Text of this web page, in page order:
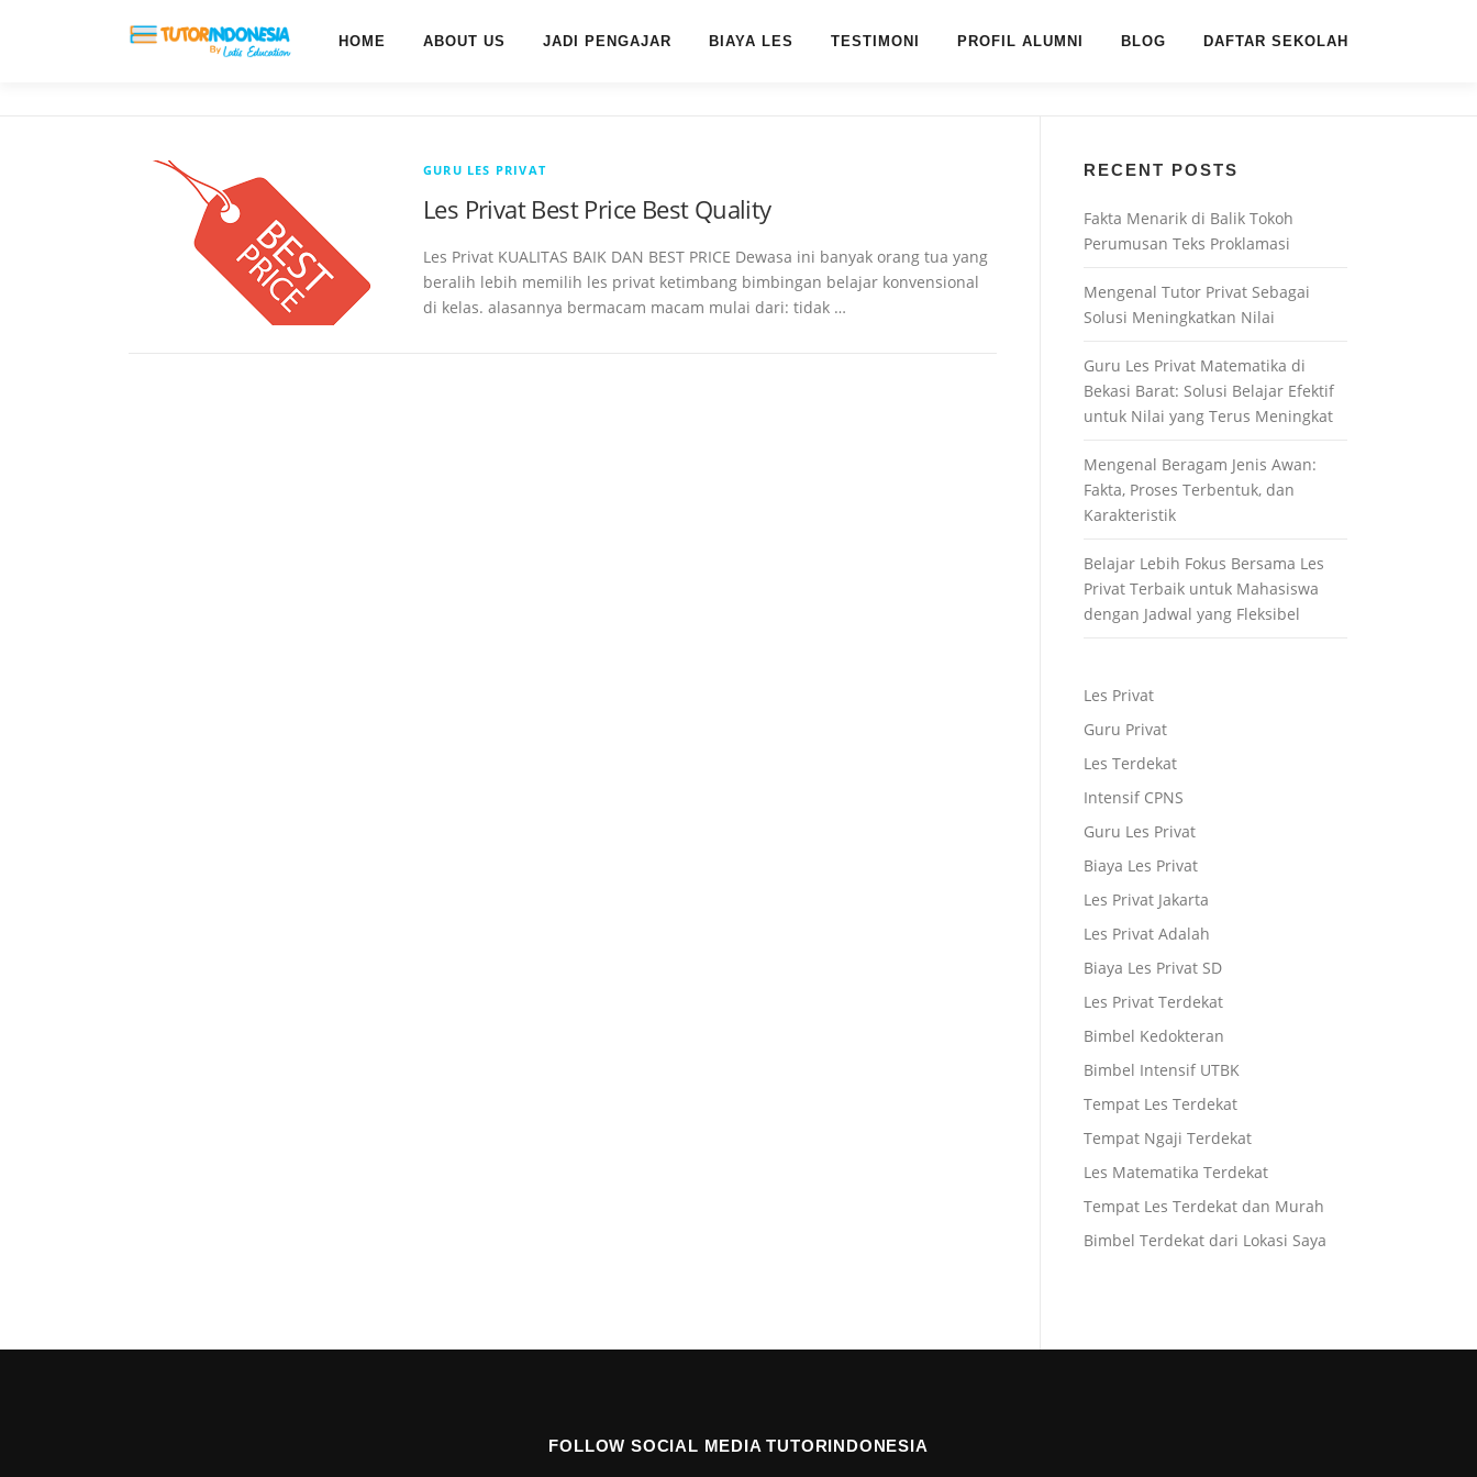
HOME ABOUT US JADI PENGAJAR BIAYA LES TESTIMONI PROFIL ALUMNI BLOG DAFTAR SEKOLAH
GURU LES PRIVAT
Les Privat Best Price Best Quality
Les Privat KUALITAS BAIK DAN BEST PRICE Dewasa ini banyak orang tua yang
beralih lebih memilih les privat ketimbang bimbingan belajar konvensional
di kelas. alasannya bermacam macam mulai dari: tidak …
RECENT POSTS
Fakta Menarik di Balik Tokoh
Perumusan Teks Proklamasi
Mengenal Tutor Privat Sebagai
Solusi Meningkatkan Nilai
Guru Les Privat Matematika di
Bekasi Barat: Solusi Belajar Efektif
untuk Nilai yang Terus Meningkat
Mengenal Beragam Jenis Awan:
Fakta, Proses Terbentuk, dan
Karakteristik
Belajar Lebih Fokus Bersama Les
Privat Terbaik untuk Mahasiswa
dengan Jadwal yang Fleksibel
Les Privat
Guru Privat
Les Terdekat
Intensif CPNS
Guru Les Privat
Biaya Les Privat
Les Privat Jakarta
Les Privat Adalah
Biaya Les Privat SD
Les Privat Terdekat
Bimbel Kedokteran
Bimbel Intensif UTBK
Tempat Les Terdekat
Tempat Ngaji Terdekat
Les Matematika Terdekat
Tempat Les Terdekat dan Murah
Bimbel Terdekat dari Lokasi Saya
FOLLOW SOCIAL MEDIA TUTORINDONESIA